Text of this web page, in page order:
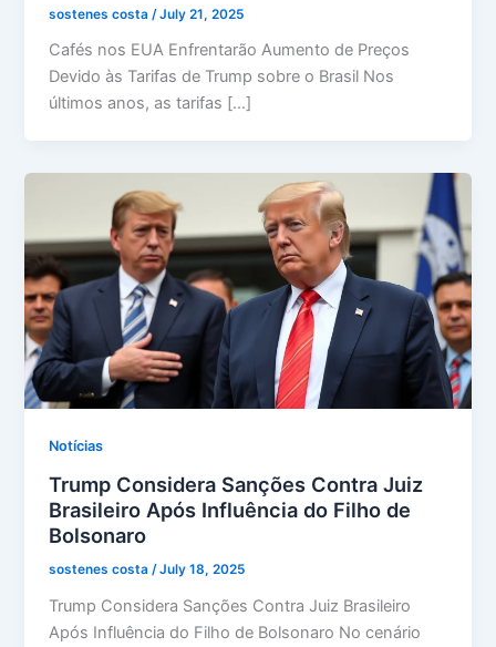
sostenes costa /July 21, 2025
Cafés nos EUA Enfrentarão Aumento de Preços
Devido às Tarifas de Trump sobre o Brasil Nos
últimos anos, as tarifas […]
Notícias
Trump Considera Sanções Contra Juiz
Brasileiro Após Influência do Filho de
Bolsonaro
sostenes costa/July 18, 2025
Trump Considera Sanções Contra Juiz Brasileiro
Após Influência do Filho de Bolsonaro No cenário